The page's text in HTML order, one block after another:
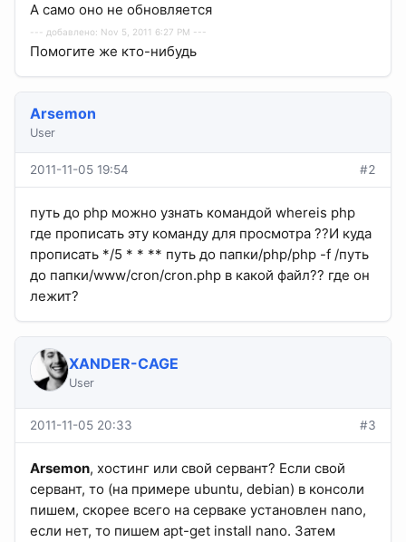
А само оно не обновляется
--- добавлено: Nov 5, 2011 6:27 PM ---
Помогите же кто-нибудь
Arsemon
User
2011-11-05 19:54 #2
путь до php можно узнать командой whereis php
где прописать эту команду для просмотра ??И куда
прописать */5 * * ** путь до папки/php/php -f /путь
до папки/www/cron/cron.php в какой файл?? где он
лежит?
XANDER-CAGE
User
2011-11-05 20:33 #3
Arsemon, хостинг или свой сервант? Если свой
сервант, то (на примере ubuntu, debian) в консоли
пишем, скорее всего на серваке установлен nano,
если нет, то пишем apt-get install nano. Затем